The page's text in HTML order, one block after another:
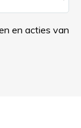
en acties van